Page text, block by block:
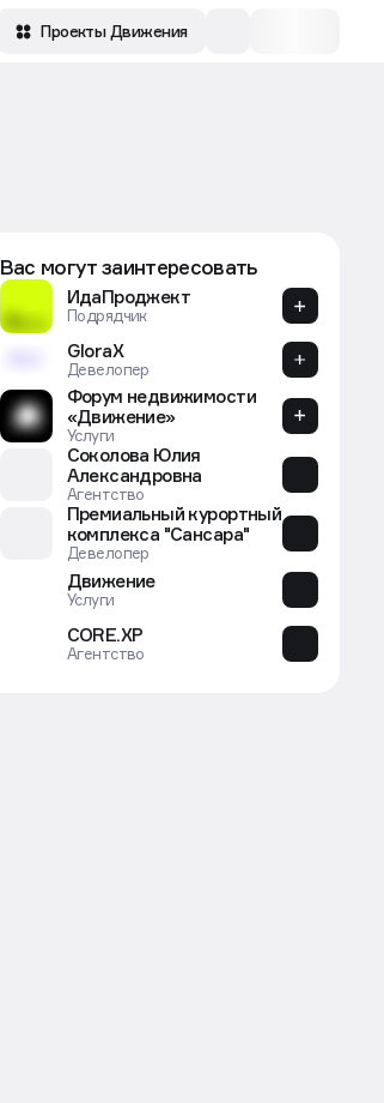
Проекты Движения
Вас могут заинтересовать
ИдаПроджект
Подрядчик
GloraX
Девелопер
Форум недвижимости
«Движение»
Услуги
Соколова Юлия
Александровна
Агентство
Премиальный курортный
комплекса "Сансара"
Девелопер
Движение
Услуги
CORE.XP
Агентство